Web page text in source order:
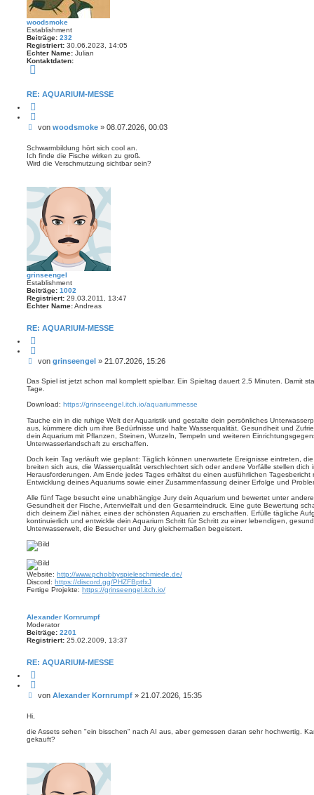
woodsmoke
Establishment
Beiträge: 232
Registriert: 30.06.2023, 14:05
Echter Name: Julian
Kontaktdaten:
a
a
n
v
o
o
o
d
m
o
RE: AQUARIUM-MESSE
i
e
n
B
i
t
r
g
von woodsmoke» 08.07.2026, 00:03
Schwarmbildung hört sich cool an.
Ich finde die Fische wirken zu groß.
Wird die Verschmutzung sichtbar sein?
grinseengel
Establishment
Beiträge: 1002
Registriert: 29.03.2011, 13:47
Echter Name:Andreas
RE: AQUARIUM-MESSE
i
e
n
B
i
t
a
g
von grinseengel» 21.07.2026, 15:26
Das Spiel ist jetzt schon mal komplett spielbar. Ein Spieltag dauert 2,5 Minuten. Damit
Tage.
Download: https://grinseengel.itch.io/aquariummesse
Tauche ein in die ruhige Welt der Aquaristik und gestalte dein persönliches
aus, kümmere dich um ihre Bedürfnisse und halte Wasserqualität, Gesundheit und
dein Aquarium mit Pflanzen, Steinen, Wurzeln, Tempeln und weiteren
Unterwasserlandschaft zu erschaffen.
Doch kein Tag verläuft wie geplant: Täglich können unerwartete Ereignisse eintreten,
breiten sich aus, die Wasserqualität verschlechtert sich oder andere Vorfälle stellen dich
Herausforderungen. Am Ende jedes Tages erhältst du einen ausführlichen Tagesbericht
Entwicklung deines Aquariums sowie einer Zusammenfassung deiner Erfolge und
Alle fünf Tage besucht eine unabhängige Jury dein Aquarium und bewertet unter
Gesundheit der Fische, Artenvielfalt und den Gesamteindruck. Eine gute Bewertung
dich deinem Ziel näher, eines der schönsten Aquarien zu erschaffen. Erfülle tägliche
kontinuierlich und entwickle dein Aquarium Schritt für Schritt zu einer lebendigen,
Unterwasserwelt, die Besucher und Jury gleichermaßen begeistert.
Website: http://www.pchobbyspieleschmiede.de/
Discord: https://discord.gg/PHZFBptfxJ
Fertige Projekte: https://grinseengel.itch.io/
Alexander Kornrumpf
Moderator
Beiträge: 2201
Registriert: 25.02.2009, 13:37
RE: AQUARIUM-MESSE
i
n
B
r
a
von Alexander Kornrumpf» 21.07.2026, 15:35
Hi,
die Assets sehen "ein bisschen" nach AI aus, aber gemessen daran sehr hochwertig.
gekauft?